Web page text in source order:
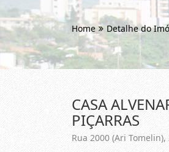
Home Detalhe do
CASA
PIÇARRAS
Rua 2000 (Ari